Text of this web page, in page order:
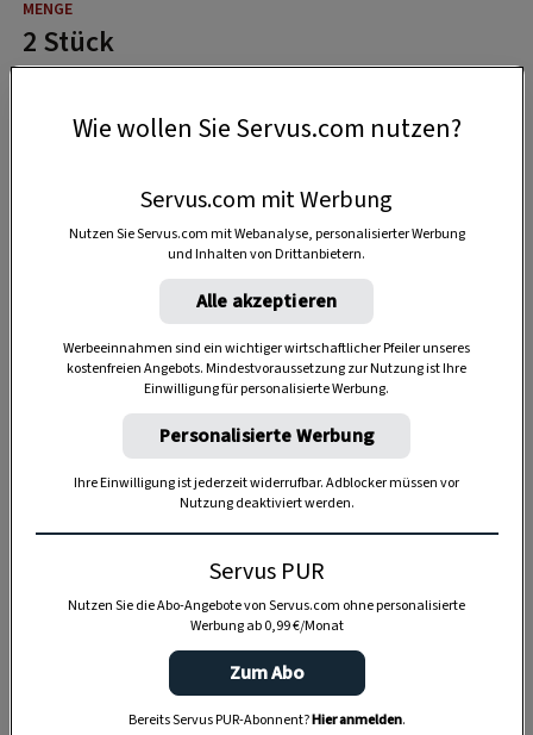
2 Stück
1 Stunde
1:30 Stunden
Anzeige
Wie wollen Sie Servus.com nutzen?
Servus.com mit Werbung
Nutzen Sie Servus.com mit Webanalyse, personalisierter Werbung
und Inhalten von Drittanbietern.
Alle akzeptieren
Werbeeinnahmen sind ein wichtiger wirtschaftlicher Pfeiler unseres
kostenfreien Angebots. Mindestvoraussetzung zur Nutzung ist Ihre
Einwilligung für personalisierte Werbung.
Personalisierte Werbung
Ihre Einwilligung ist jederzeit widerrufbar. Adblocker müssen vor
Nutzung deaktiviert werden.
Servus PUR
Nutzen Sie die Abo-Angebote von Servus.com ohne personalisierte
Werbung ab 0,99 €/Monat
Zum Abo
Bereits Servus PUR-Abonnent?Hier anmelden.